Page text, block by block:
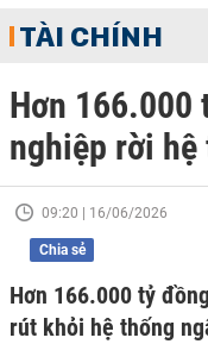
TÀI CHÍNH
Hơn 166.000
nghiệp rời hệ
09:20 | 16/06/2026
Chia sẻ
Hơn 166.000 tỷ
rút khỏi hệ thống